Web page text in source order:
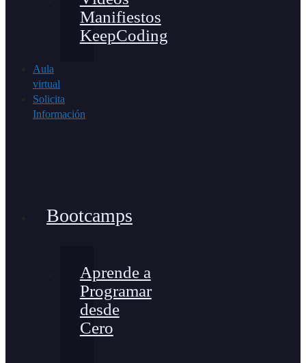
Manifiestos
KeepCoding
Aula
virtual
Solicita
Información
Bootcamps
Aprende a
Programar
desde
Cero